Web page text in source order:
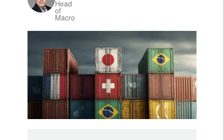
Head
of
Macro